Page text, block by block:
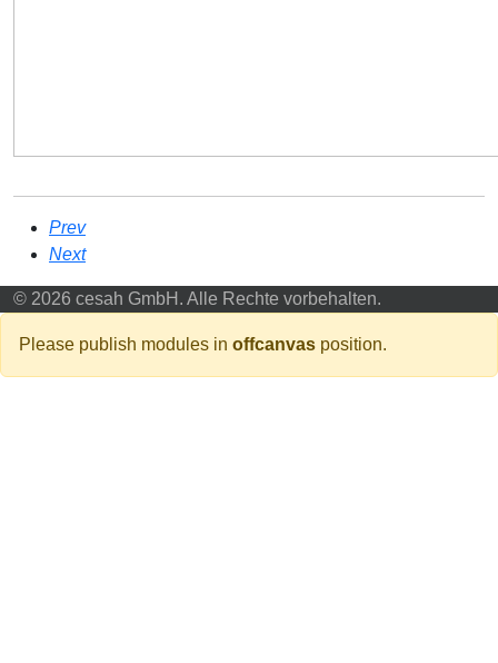
Prev
Next
© 2026 cesah GmbH. Alle Rechte vorbehalten.
Please publish modules in offcanvas position.